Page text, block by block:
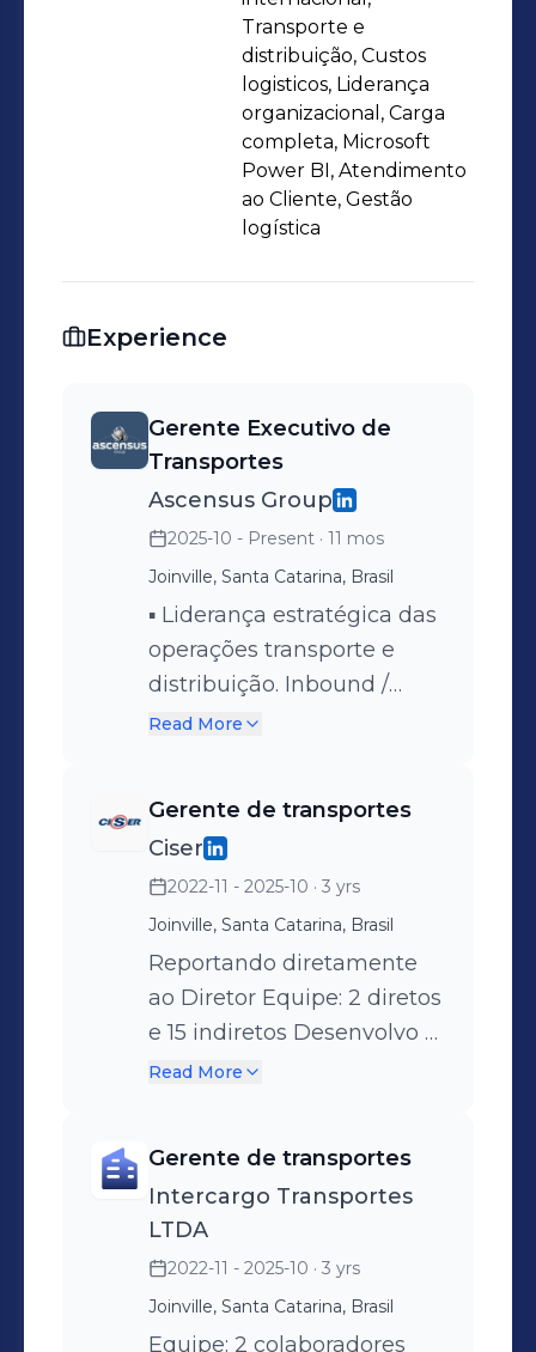
de Equipes ▪︎ Melhoria Contínua e
Redução de Custos ▪︎ Negociação e
Relacionamento com Parceiros O
maior legado de um líder não é o
pessoas que ele ajuda a se tornarem
Transporte e
distribuição, Custos
logisticos, Liderança
organizacional, Carga
completa, Microsoft
Power BI, Atendimento
ao Cliente, Gestão
logística
Experience
Gerente Executivo de
Transportes
Ascensus Group
2025-10 - Present · 11 mos
Joinville, Santa Catarina, Brasil
▪︎ Liderança estratégica das
operações transporte e
distribuição. Inbound /
Outbound. ▪︎ Definição de
Interface com
fornecedores,
transportadoras e clientes.
Read More
Gerente de transportes
Ciser
2022-11 - 2025-10 · 3 yrs
Joinville, Santa Catarina, Brasil
Reportando diretamente
ao Diretor Equipe: 2 diretos
e 15 indiretos Desenvolvo e
implemento soluções
das metas e otimização
das operações de
transporte. Conduzo o
processo de
desenvolvimento e
homologação de
Read More
Gerente de transportes
Intercargo Transportes
LTDA
2022-11 - 2025-10 · 3 yrs
Joinville, Santa Catarina, Brasil
Equipe: 2 colaboradores